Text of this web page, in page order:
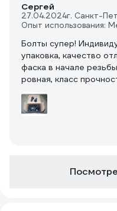
Сергей
27.04.2024г. Санкт-
Опыт использования:
Болты супер!
упаковка, качество
фаска в начале
ровная, класс
ОКС покрытие, а не
страшного. Помню на
болты тоже были